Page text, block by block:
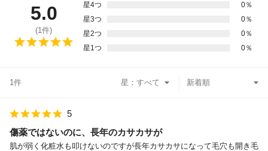
5.0
(1件)
星4つ
0％
星3つ
0％
星2つ
0％
星1つ
0％
1件 星：
5
傷薬ではないのに、長年のカサカサが
肌が弱く化粧水も叩けないのですが長年カサカサになって毛穴も開き毛
送料無料
Pontaパス特典対象すべて
除外ワード